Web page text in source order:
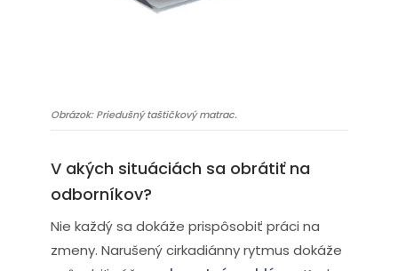
Obrázok: Priedušný taštičkový matrac.
V akých situáciách sa obrátiť na
odborníkov?
Nie každý sa dokáže prispôsobiť práci na
zmeny. Narušený cirkadiánny rytmus dokáže